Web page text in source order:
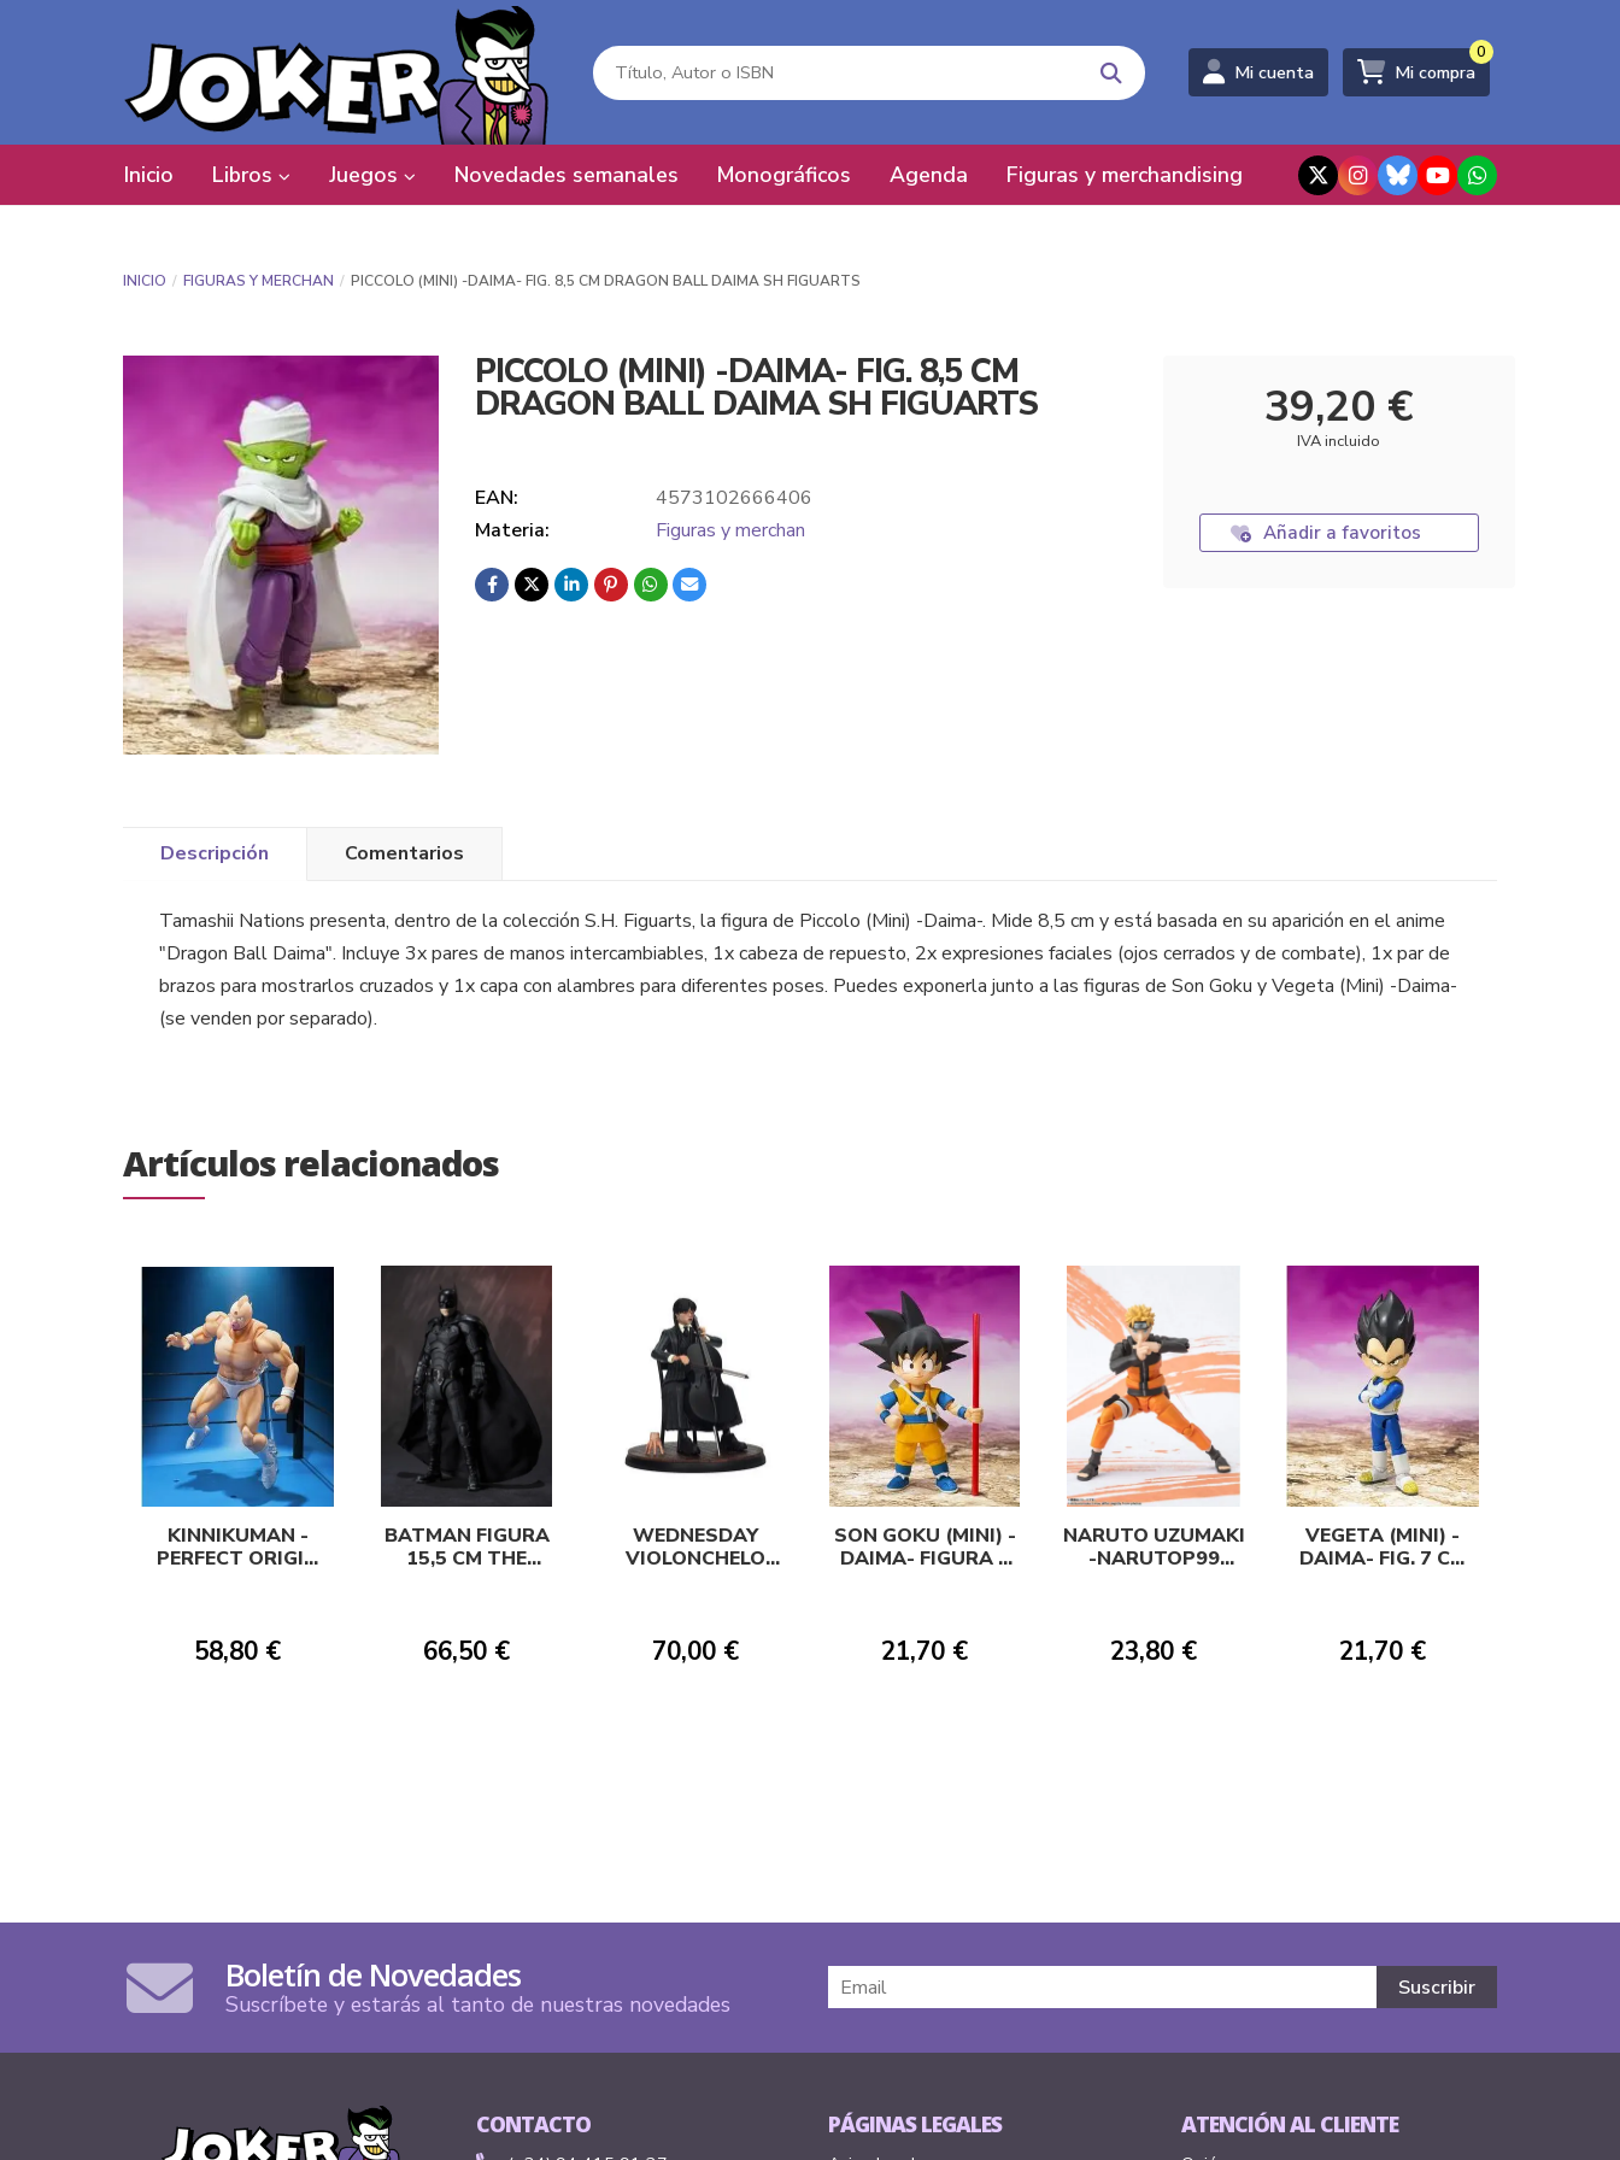
Mi cuenta Mi compra
0
Inicio Libros Juegos Novedades semanales Monográficos Agenda Figuras y merchandising
INICIO FIGURAS Y MERCHAN PICCOLO (MINI) -DAIMA- FIG. 8,5 CM DRAGON BALL DAIMA SH FIGUARTS
PICCOLO (MINI) -DAIMA- FIG. 8,5 CM
DRAGON BALL DAIMA SH FIGUARTS
EAN:
4573102666406
Materia:
Figuras y merchan
39,20 €
IVA incluido
Añadir a favoritos
Descripción Comentarios
Tamashii Nations presenta, dentro de la colección S.H. Figuarts, la figura de Piccolo (Mini) -Daima-. Mide 8,5 cm y está basada en su aparición en el anime
"Dragon Ball Daima". Incluye 3x pares de manos intercambiables, 1x cabeza de repuesto, 2x expresiones faciales (ojos cerrados y de combate), 1x par de
brazos para mostrarlos cruzados y 1x capa con alambres para diferentes poses. Puedes exponerla junto a las figuras de Son Goku y Vegeta (Mini) -Daima-
(se venden por separado).
Artículos relacionados
KINNIKUMAN -
PERFECT ORIGIN
58,80 €
BATMAN FIGURA
15,5 CM THE
66,50 €
WEDNESDAY
VIOLONCHELO
70,00 €
SON GOKU (MINI) -
DAIMA- FIGURA 7
21,70 €
NARUTO UZUMAKI
-NARUTOP99
FIGUARTS
23,80 €
VEGETA (MINI) -
DAIMA- FIG. 7 CM
21,70 €
Boletín de Novedades
Suscríbete y estarás al tanto de nuestras novedades
CONTACTO PÁGINAS LEGALES ATENCIÓN AL CLIENTE